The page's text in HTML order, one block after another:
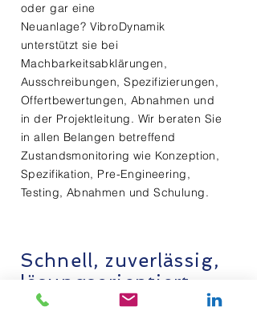
oder gar eine
Neuanlage? VibroDynamik
unterstützt sie bei
Machbarkeitsabklärungen,
Ausschreibungen, Spezifizierungen,
Offertbewertungen, Abnahmen und
in der Projektleitung. Wir beraten Sie
in allen Belangen betreffend
Zustandsmonitoring wie Konzeption,
Spezifikation, Pre-Engineering,
Testing, Abnahmen und Schulung.
Schnell, zuverlässig,
lösungsorientiert